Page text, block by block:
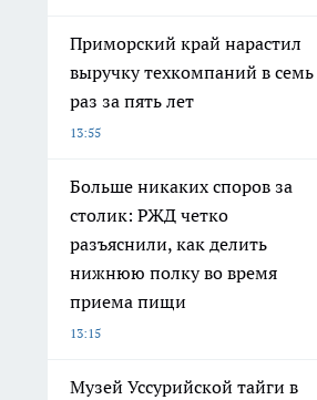
Приморский край нарастил
выручку техкомпаний в семь
раз за пять лет
13:55
Больше никаких споров за
столик: РЖД четко
разъяснили, как делить
нижнюю полку во время
приема пищи
13:15
Музей Уссурийской тайги в